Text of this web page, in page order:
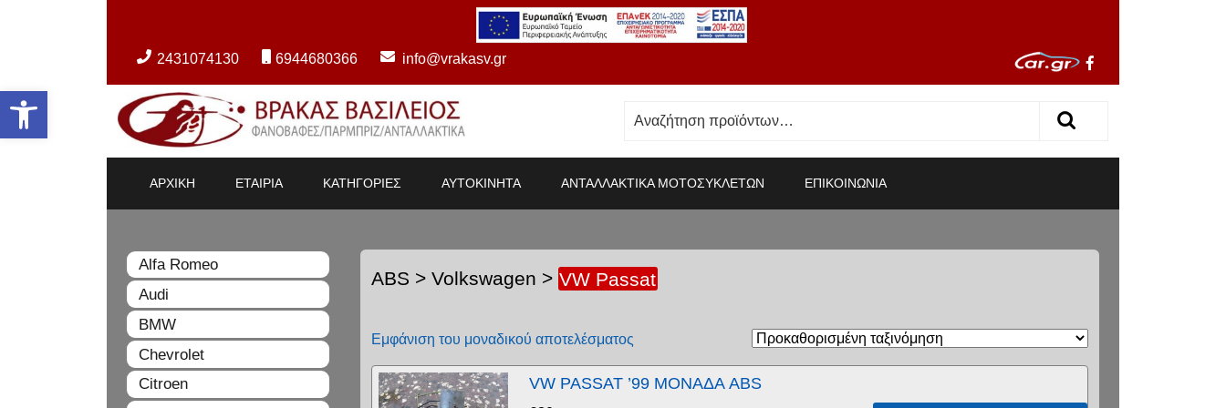
Ανοίξτε τη γραμμή εργαλείων
2431074130 6944680366 info@vrakasv.gr
ΑΡΧΙΚΗ ΕΤΑΙΡΙΑ ΚΑΤΗΓΟΡΙΕΣ ΑΥΤΟΚΙΝΗΤΑ ΑΝΤΑΛΛΑΚΤΙΚΑ ΜΟΤΟΣΥΚΛΕΤΩΝ ΕΠΙΚΟΙΝΩΝΙΑ
ABS > Volkswagen > VW Passat
Εμφάνιση του μοναδικού αποτελέσματος
VW PASSAT ’99 ΜΟΝΑΔΑ ABS
Alfa Romeo
Audi
BMW
Chevrolet
Citroen